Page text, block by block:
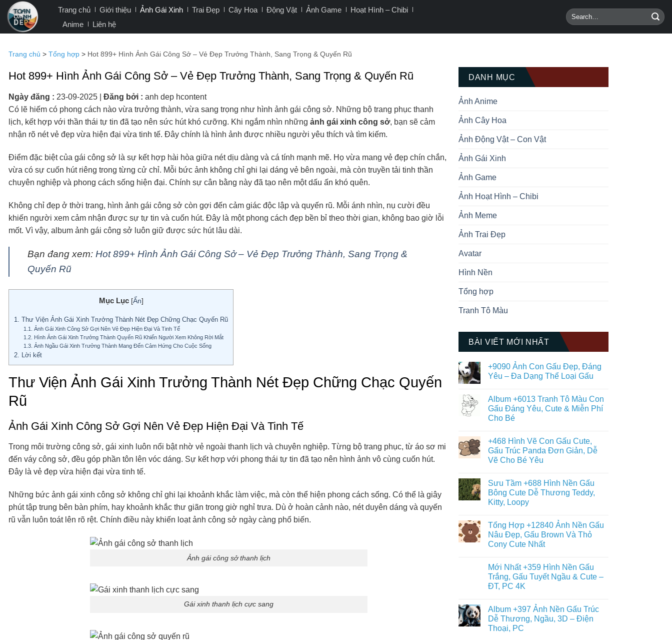
qua
Trang chủ Giới thiệu Ảnh Gái Xinh Trai Đẹp Cây Hoa Động Vật Ảnh Game
Hoạt Hình – Chibi
Anime
Liên hệ
Trang chủ > Tổng hợp > Hot 899+ Hình Ảnh Gái Công Sở – Vẻ Đẹp Trưởng Thành, Sang Trọng & Quyến Rũ
Hot 899+ Hình Ảnh Gái Công Sở – Vẻ Đẹp Trưởng Thành, Sang Trọng & Quyến Rũ
Ngày đăng : 23-09-2025 Đăng bởi : anh dep hcontent
Có lẽ hiếm có phong cách nào vừa trưởng thành, vừa sang trọng như hình ảnh gái công sở. Những bộ trang phục thanh
lịch, kết hợp với thần thái tự tin đã tạo nên sức hút khó cưỡng. Khi ngắm nhìn những ảnh gái xinh công sở, bạn sẽ cảm
nhận rõ nét vẻ đẹp vừa hiện đại vừa tinh tế. Đây chính là hình ảnh được nhiều người yêu thích và tìm kiếm.
Điểm đặc biệt của gái công sở là sự kết hợp hài hòa giữa nét dịu dàng và cá tính mạnh mẽ. Họ vừa mang vẻ đẹp chín chắn,
vừa có sự cuốn hút riêng trong từng cử chỉ. Mỗi bức ảnh không chỉ ghi lại dáng vẻ bên ngoài, mà còn truyền tải tinh thần
chuyên nghiệp và phong cách sống hiện đại. Chính sự cân bằng này đã tạo nên một dấu ấn khó quên.
Không chỉ đẹp ở thời trang, hình ảnh gái công sở còn gợi đến cảm giác độc lập và quyến rũ. Mỗi ánh nhìn, nụ cười đều
khiến người xem cảm nhận được sự tự tin và cuốn hút. Đây là một phong cách đẹp bền bỉ theo thời gian, không bao giờ lỗi
mốt. Vì vậy, album ảnh gái công sở luôn giữ được sức hút lâu dài.
Bạn đang xem: Hot 899+ Hình Ảnh Gái Công Sở – Vẻ Đẹp Trưởng Thành, Sang Trọng &
Quyến Rũ
Mục Lục [Ẩn]
1. Thư Viện Ảnh Gái Xinh Trưởng Thành Nét Đẹp Chững Chạc Quyến Rũ
1.1.
Ảnh Gái Xinh Công Sở Gợi Nên Vẻ Đẹp Hiện Đại Và Tinh Tế
1.2. Hình Ảnh Gái Xinh Trưởng Thành Quyến Rũ Khiến Người Xem Không Rời Mắt
1.3. Ảnh Ngầu Gái Xinh Trưởng Thành Mang Đến Cảm Hứng Cho Cuộc Sống
2. Lời kết
Thư Viện Ảnh Gái Xinh Trưởng Thành Nét Đẹp Chững Chạc Quyến
Rũ
Ảnh Gái Xinh Công Sở Gợi Nên Vẻ Đẹp Hiện Đại Và Tinh Tế
Trong môi trường công sở, gái xinh luôn nổi bật nhờ vẻ ngoài thanh lịch và chuyên nghiệp. Từng bộ trang phục, từ áo sơ mi
đến váy công sở, đều góp phần tôn lên vóc dáng. Sự kết hợp với phong thái tự tin đã tạo nên hình ảnh vô cùng cuốn hút.
Đây là vẻ đẹp vừa hiện đại vừa tinh tế.
Những bức ảnh gái xinh công sở không chỉ ghi lại khoảnh khắc làm việc, mà còn thể hiện phong cách sống. Có thể là giây
phút tập trung bên bàn phím, hay khoảnh khắc thư giãn trong giờ nghỉ trưa. Dù ở hoàn cảnh nào, nét duyên dáng và quyến
rũ vẫn luôn toát lên rõ rệt. Chính điều này khiến loạt ảnh công sở ngày càng phổ biến.
Ảnh gái công sở thanh lịch
Gái xinh thanh lịch cực sang
DANH MỤC
Ảnh Anime
Ảnh Cây Hoa
Ảnh Động Vật – Con Vật
Ảnh Gái Xinh
Ảnh Game
Ảnh Hoạt Hình – Chibi
Ảnh Meme
Ảnh Trai Đẹp
Avatar
Hình Nền
Tổng hợp
Tranh Tô Màu
BÀI VIẾT MỚI NHẤT
+9090 Ảnh Con Gấu Đẹp, Đáng
Yêu – Đa Dạng Thể Loại Gấu
bình
luận
ở
+9090
Gấu
Đẹp,
Đáng
Yêu
–
Thể
Loại
Gấu
Album +6013 Tranh Tô Màu Con
Gấu Đáng Yêu, Cute & Miễn Phí
Cho Bé
bình
luận
ở
Album
Tô
Màu
Con
Gấu
Đáng
Miễn
Phí
Cho
+468 Hình Vẽ Con Gấu Cute,
Gấu Trúc Panda Đơn Giản, Dễ
Vẽ Cho Bé Yêu
bình
luận
ở
+468
Con
Gấu
Cute,
Gấu
Trúc
Giản,
Dễ
Vẽ
Cho
Sưu Tầm +688 Hình Nền Gấu
Bông Cute Dễ Thương Teddy,
Kitty, Loopy
bình
luận
ở
Sưu
Hình
Nền
Gấu
Bông
Cute
Teddy,
Kitty,
Loopy
Tổng Hợp +12840 Ảnh Nền Gấu
Nâu Đẹp, Gấu Brown Và Thỏ
Cony Cute Nhất
bình
luận
ở
Tổng
Ảnh
Nền
Gấu
Nâu
Đẹp,
Mới Nhất +359 Hình Nền Gấu
Trắng, Gấu Tuyết Ngầu & Cute –
ĐT, PC 4K
bình
luận
ở
Mới
Album +397 Ảnh Nền Gấu Trúc
Dễ Thương, Ngầu, 3D – Điện
Thoại, PC